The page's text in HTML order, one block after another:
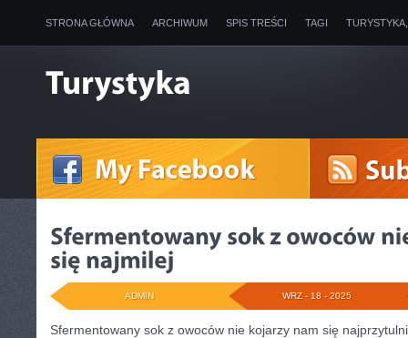
STRONA GŁÓWNA ARCHIWUM SPIS TREŚCI TAGI
WRZ - 18 - 2025
ADMIN
Sfermentowany sok z owoców nie kojarzy nam się